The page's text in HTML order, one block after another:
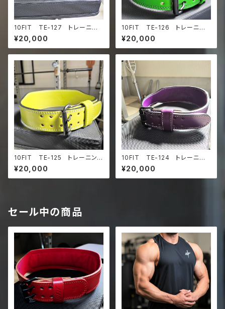
10FIT TE-127 トレーニン
グベルト リフティングベルト
パワーベルト レザー ダーク
グリーン lifting belt pow
¥20,000
10FIT TE-126 トレーニン
グベルト リフティングベルト
パワーベルト レザー グリー
ン lifting belt power belt
¥20,000
10FIT TE-125 トレーニング
ベルト リフティングベルト パ
ワーベルト レザー 黄色 ラ
イムグリーン lifting belt
¥20,000
10FIT TE-124 トレーニン
グベルト リフティングベルト
パワーベルト レザー パープ
ル lifting belt power belt
¥20,000
セール中の商品